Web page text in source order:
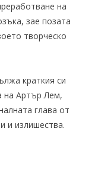
на
зае позата
творческо
краткия си
на Артър Лем,
глава от
и излишества.